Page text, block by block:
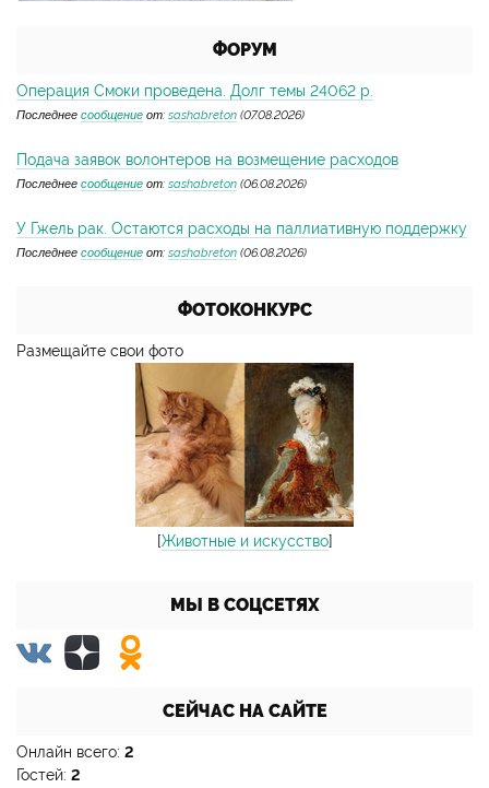
ФОРУМ
Операция Смоки проведена. Долг темы 24062 р.
Последнее сообщение от: sashabreton (07.08.2026)
Подача заявок волонтеров на возмещение расходов
Последнее сообщение от: sashabreton (06.08.2026)
У Гжель рак. Остаются расходы на паллиативную поддержку
Последнее сообщение от: sashabreton (06.08.2026)
ФОТОКОНКУРС
Размещайте свои фото
[Животные и искусство]
МЫ В СОЦСЕТЯХ
СЕЙЧАС НА САЙТЕ
Онлайн всего: 2
Гостей: 2